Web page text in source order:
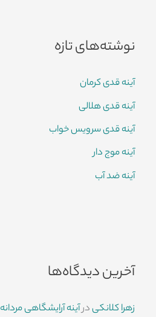
نوشته‌های تازه
آینه قدی کرمان
آینه قدی هلالی
آینه قدی سرویس خواب
آینه موج دار
آینه ضد آب
آخرین دیدگاه‌ها
زهرا کلانکیدرآینه آرایشگاهی مردانه